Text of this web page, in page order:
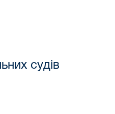
судів